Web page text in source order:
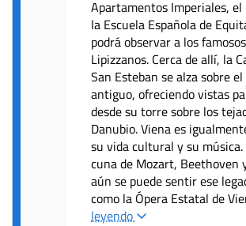
Apartamentos Imperiales, el
la Escuela Española de
podrá observar a los
Lipizzanos. Cerca de allí, la
San Esteban se alza sobre el
antiguo, ofreciendo vistas
desde su torre sobre los
Danubio. Viena es
su vida cultural y su
cuna de Mozart, Beethoven
aún se puede sentir ese
como la Ópera Estatal de
leyendo